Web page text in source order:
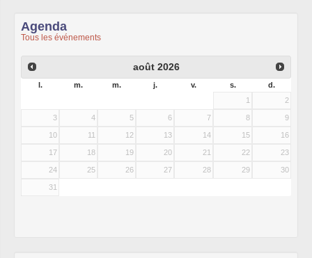
Agenda
Tous les événements
août 2026
l. m. m. j. v. s.
d.
1
2
3 4 5 6 7 8 9
10 11 12 13 14 15 16
17 18 19 20 21 22 23
24 25 26 27 28 29 30
31